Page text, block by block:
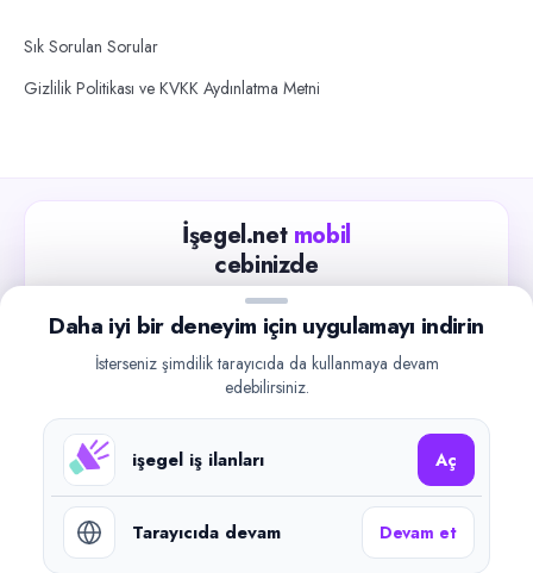
Sık Sorulan Sorular
Gizlilik Politikası ve KVKK Aydınlatma Metni
İşegel.net mobil
cebinizde
Güncel iş ilanlarını takip edin, işverenlerle hızlıca
iletişime geçin.
Google Play
©2026işegel.net. Tüm hakları saklıdır.
Daha iyi bir deneyim için uygulamayı indirin
İsterseniz şimdilik tarayıcıda da kullanmaya devam
edebilirsiniz.
işegel iş ilanları Aç
Tarayıcıda devam Devam et